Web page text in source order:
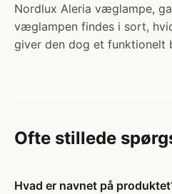
Nordlux Aleria væglampe,
væglampen findes i sort,
giver den dog et funktionelt
Ofte stillede
Hvad er navnet på